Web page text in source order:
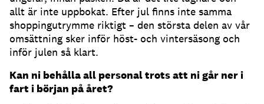
allt är inte uppbokat. Efter jul finns inte samma
shoppingutrymme riktigt – den största delen av vår
omsättning sker inför höst- och vintersäsong och
inför julen så klart.
Kan ni behålla all personal trots att ni går ner i
fart i början på året?